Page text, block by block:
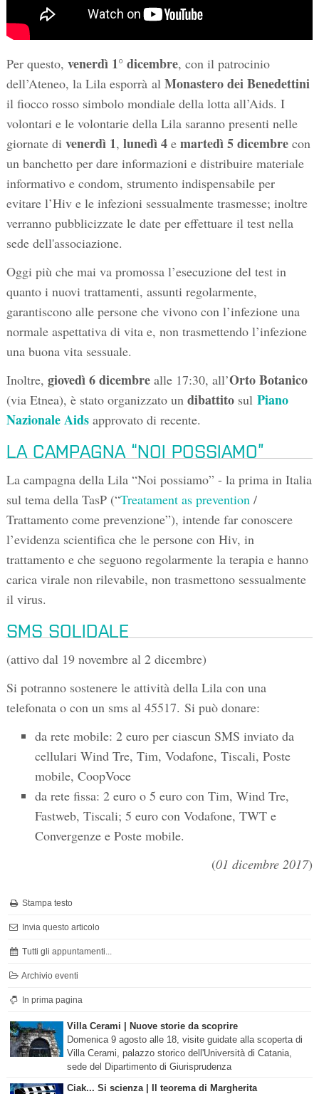
Per questo, venerdì 1° dicembre, con il patrocinio
dell’Ateneo, la Lila esporrà al Monastero dei Benedettini
il fiocco rosso simbolo mondiale della lotta all’Aids. I
volontari e le volontarie della Lila saranno presenti nelle
giornate di venerdì 1, lunedì 4e martedì 5 dicembrecon
un banchetto per dare informazioni e distribuire materiale
informativo e condom, strumento indispensabile per
evitare l’Hiv e le infezioni sessualmente trasmesse; inoltre
verranno pubblicizzate le date per effettuare il test nella
sede dell'associazione.
Oggi più che mai va promossa l’esecuzione del test in
quanto i nuovi trattamenti, assunti regolarmente,
garantiscono alle persone che vivono con l’infezione una
normale aspettativa di vita e, non trasmettendo l’infezione
una buona vita sessuale.
Inoltre, giovedì 6 dicembrealle 17:30, all’Orto Botanico
(via Etnea), è stato organizzato un dibattitosul Piano
Nazionale Aidsapprovato di recente.
LA CAMPAGNA “NOI POSSIAMO”
La campagna della Lila “Noi possiamo” - la prima in Italia
sul tema della TasP (“Treatament as prevention/
Trattamento come prevenzione”), intende far conoscere
l’evidenza scientifica che le persone con Hiv, in
trattamento e che seguono regolarmente la terapia e hanno
carica virale non rilevabile, non trasmettono sessualmente
il virus.
SMS SOLIDALE
(attivo dal 19 novembre al 2 dicembre)
Si potranno sostenere le attività della Lila con una
telefonata o con un sms al 45517. Si può donare:
da rete mobile: 2 euro per ciascun SMS inviato da
cellulari Wind Tre, Tim, Vodafone, Tiscali, Poste
mobile, CoopVoce
da rete fissa: 2 euro o 5 euro con Tim, Wind Tre,
Fastweb, Tiscali; 5 euro con Vodafone, TWT e
Convergenze e Poste mobile.
(01 dicembre 2017)
Stampa testo
Invia questo articolo
Tutti gli appuntamenti...
Archivio eventi
In prima pagina
Villa Cerami | Nuove storie da scoprire
Domenica 9 agosto alle 18, visite guidate alla scoperta di
Villa Cerami, palazzo storico dell'Università di Catania,
sede del Dipartimento di Giurisprudenza
Ciak... Si scienza | Il teorema di Margherita